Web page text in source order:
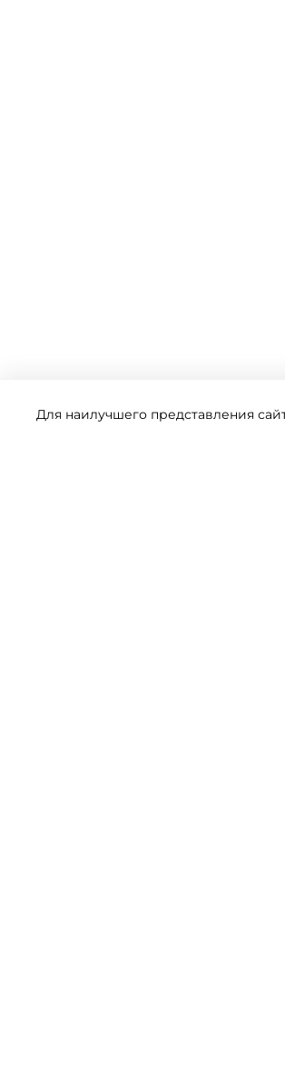
Для наилучшего представления